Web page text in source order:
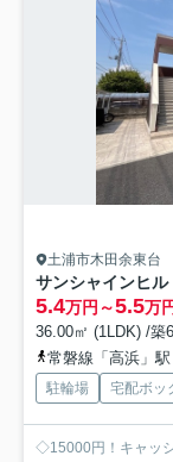
土浦市木田余東台
サンシャインヒル
5.4万円～5.5万
36.00㎡ (1LDK) /築
常磐線「高浜」
駐輪場 宅配ボッ
◇15000円！キャッ